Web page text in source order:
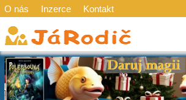
O nás Inzerce Kontakt